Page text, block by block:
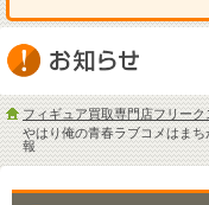
フィギュア買取専門店フリーク
やはり俺の青春ラブコメはま
報